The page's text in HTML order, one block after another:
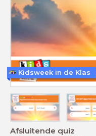
Afsluitende quiz
Kidsweek in de Klas